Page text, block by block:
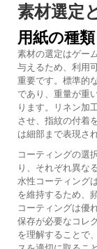
素材選定
用紙の種
素材の選定はゲー
与えるため、利用
重要です。標準的
であり、重量が重
ります。リネン加
させ、指紋の付着
は細部まで表現さ
コーティングの選
り、それぞれ異な
水性コーティング
を維持するため、
コーティングは優
保存が必要なコレ
を理解することで